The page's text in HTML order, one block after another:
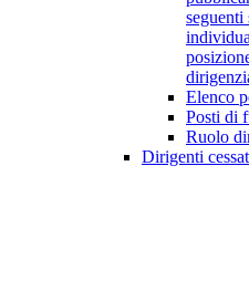
Elenco
Posti di
Ruolo
Dirigenti